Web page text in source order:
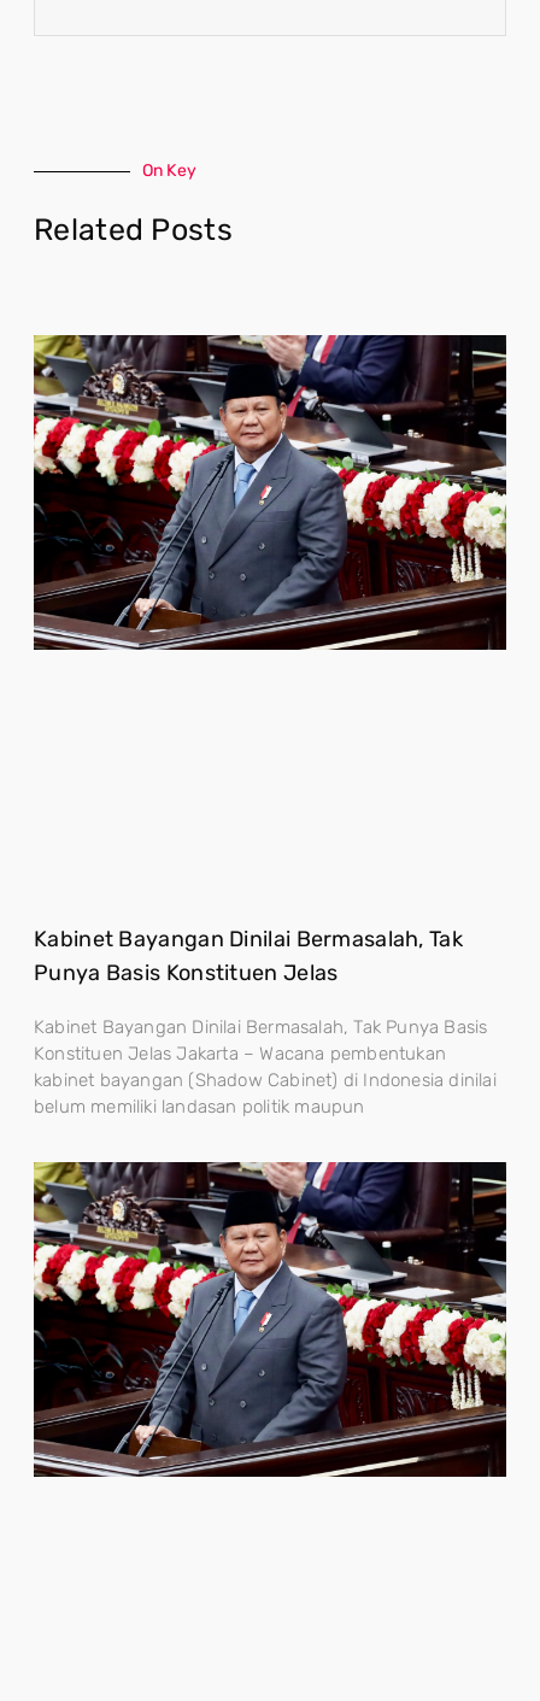
On Key
Related Posts
Kabinet Bayangan Dinilai Bermasalah, Tak
Punya Basis Konstituen Jelas
Kabinet Bayangan Dinilai Bermasalah, Tak Punya Basis
Konstituen Jelas Jakarta – Wacana pembentukan
kabinet bayangan (Shadow Cabinet) di Indonesia dinilai
belum memiliki landasan politik maupun